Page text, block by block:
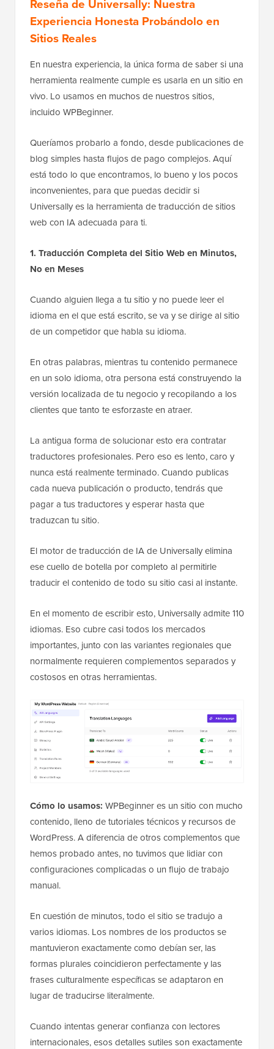
Reseña de Universally: Nuestra
Experiencia Honesta Probándolo en
Sitios Reales
En nuestra experiencia, la única forma de saber si una
herramienta realmente cumple es usarla en un sitio en
vivo. Lo usamos en muchos de nuestros sitios,
incluido WPBeginner.
Queríamos probarlo a fondo, desde publicaciones de
blog simples hasta flujos de pago complejos. Aquí
está todo lo que encontramos, lo bueno y los pocos
inconvenientes, para que puedas decidir si
Universally es la herramienta de traducción de sitios
web con IA adecuada para ti.
1. Traducción Completa del Sitio Web en Minutos,
No en Meses
Cuando alguien llega a tu sitio y no puede leer el
idioma en el que está escrito, se va y se dirige al sitio
de un competidor que habla su idioma.
En otras palabras, mientras tu contenido permanece
en un solo idioma, otra persona está construyendo la
versión localizada de tu negocio y recopilando a los
clientes que tanto te esforzaste en atraer.
La antigua forma de solucionar esto era contratar
traductores profesionales. Pero eso es lento, caro y
nunca está realmente terminado. Cuando publicas
cada nueva publicación o producto, tendrás que
pagar a tus traductores y esperar hasta que
traduzcan tu sitio.
El motor de traducción de IA de Universally elimina
ese cuello de botella por completo al permitirle
traducir el contenido de todo su sitio casi al instante.
En el momento de escribir esto, Universally admite 110
idiomas. Eso cubre casi todos los mercados
importantes, junto con las variantes regionales que
normalmente requieren complementos separados y
costosos en otras herramientas.
Cómo lo usamos: WPBeginner es un sitio con mucho
contenido, lleno de tutoriales técnicos y recursos de
WordPress. A diferencia de otros complementos que
hemos probado antes, no tuvimos que lidiar con
configuraciones complicadas o un flujo de trabajo
manual.
En cuestión de minutos, todo el sitio se tradujo a
varios idiomas. Los nombres de los productos se
mantuvieron exactamente como debían ser, las
formas plurales coincidieron perfectamente y las
frases culturalmente específicas se adaptaron en
lugar de traducirse literalmente.
Cuando intentas generar confianza con lectores
internacionales, esos detalles sutiles son exactamente